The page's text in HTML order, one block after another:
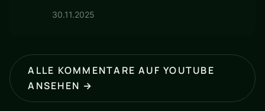
30.11.2025
ALLE KOMMENTARE AUF YOUTUBE
ANSEHEN →